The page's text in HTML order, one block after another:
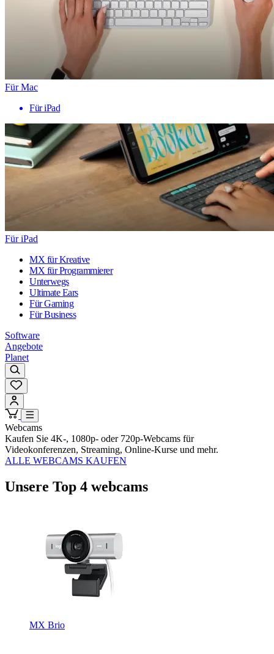
Für Mac
Für iPad
Für iPad
MX für Kreative
MX für Programmierer
Unterwegs
Ultimate Ears
Für Gaming
Für Business
Software
Angebote
Planet
Webcams
Kaufen Sie 4K-, 1080p- oder 720p-Webcams für
Videokonferenzen, Streaming, Online-Kurse und mehr.
ALLE WEBCAMS KAUFEN
Unsere Top 4 webcams
MX Brio